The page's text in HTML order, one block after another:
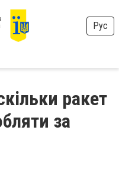
Рус
ракет
за